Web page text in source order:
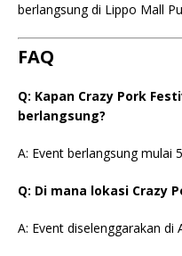
berlangsung di Lippo Mall
FAQ
Q: Kapan Crazy Pork
berlangsung?
A: Event berlangsung mulai
Q: Di mana lokasi Crazy
A: Event diselenggarakan di